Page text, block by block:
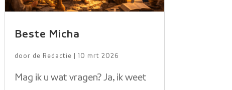
Beste Micha
door de Redactie 10 mrt 2026
Mag ik u wat vragen? Ja, ik weet